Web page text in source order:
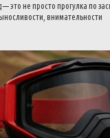
это не просто прогулка по
внимательности